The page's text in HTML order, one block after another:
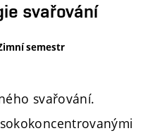
svařování
semestr
svařování.